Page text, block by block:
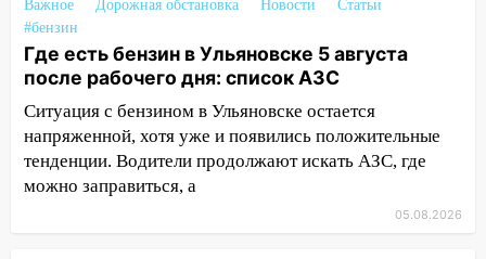
Ульяновске задержали 19-летнюю
сообщницу мошенников
16:12 Едва не перерезал горло: в
Вешкайме посиделки с судимым
знакомым закончились для женщины
больницей
16:06
18-летняя девушка без прав
перевернулась на мопеде и попала в
Важное Дорожная обстановка Новости
Статьи
#бензин
Где есть бензин в Ульяновске 5 августа
после рабочего дня: список АЗС
Ситуация с бензином в Ульяновске остается
напряженной, хотя уже и появились положительные
тенденции. Водители продолжают искать АЗС, где
можно заправиться, а
05.08.2026